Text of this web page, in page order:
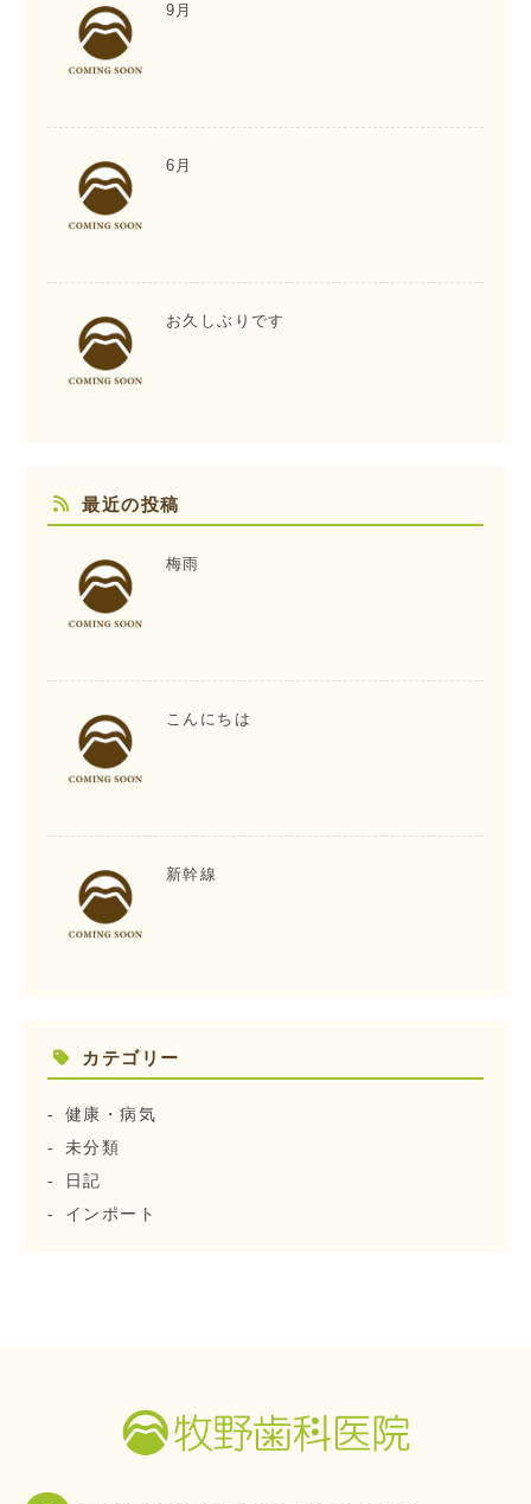
9月
6月
お久しぶりです
最近の投稿
梅雨
こんにちは
新幹線
カテゴリー
健康・病気
未分類
日記
インポート